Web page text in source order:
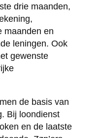
drie maanden,
maanden en
leningen. Ook
gewenste
de basis van
Bij loondienst
en de laatste